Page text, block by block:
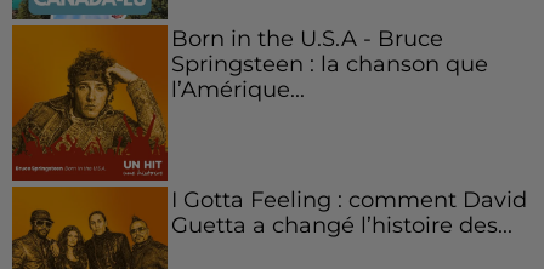
Born in the U.S.A - Bruce
Springsteen : la chanson que
l’Amérique...
I Gotta Feeling : comment David
Guetta a changé l’histoire des...